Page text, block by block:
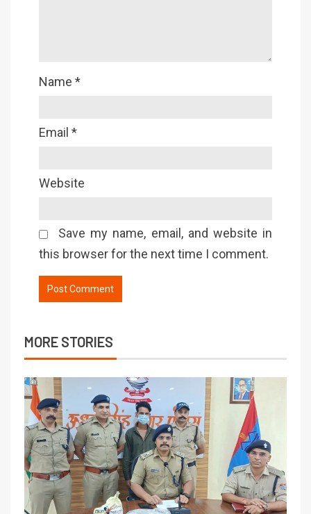
Name *
Email *
Website
Save my name, email, and website in
this browser for the next time I comment.
MORE STORIES